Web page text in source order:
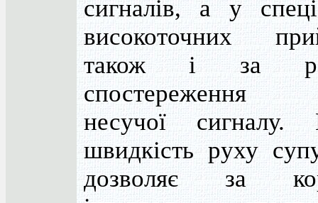
сигналів, а у
високоточних
також і за
несучої сигналу.
швидкість руху
дозволяє за